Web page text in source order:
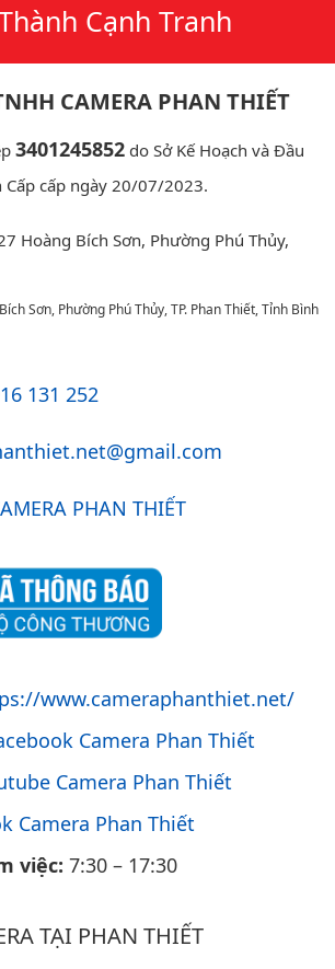
Cạnh Tranh
CAMERA PHAN THIẾT
3401245852 do Sở Kế Hoạch và Đầu
Cấp cấp ngày 20/07/2023.
Hoàng Bích Sơn, Phường Phú Thủy,
Sơn, Phường Phú Thủy, TP. Phan Thiết, Tỉnh Bình
131 252
PHAN THIẾT
www.cameraphanthiet.net/
Camera Phan Thiết
Camera Phan Thiết
Camera Phan Thiết
việc: 7:30 – 17:30
TẠI PHAN THIẾT